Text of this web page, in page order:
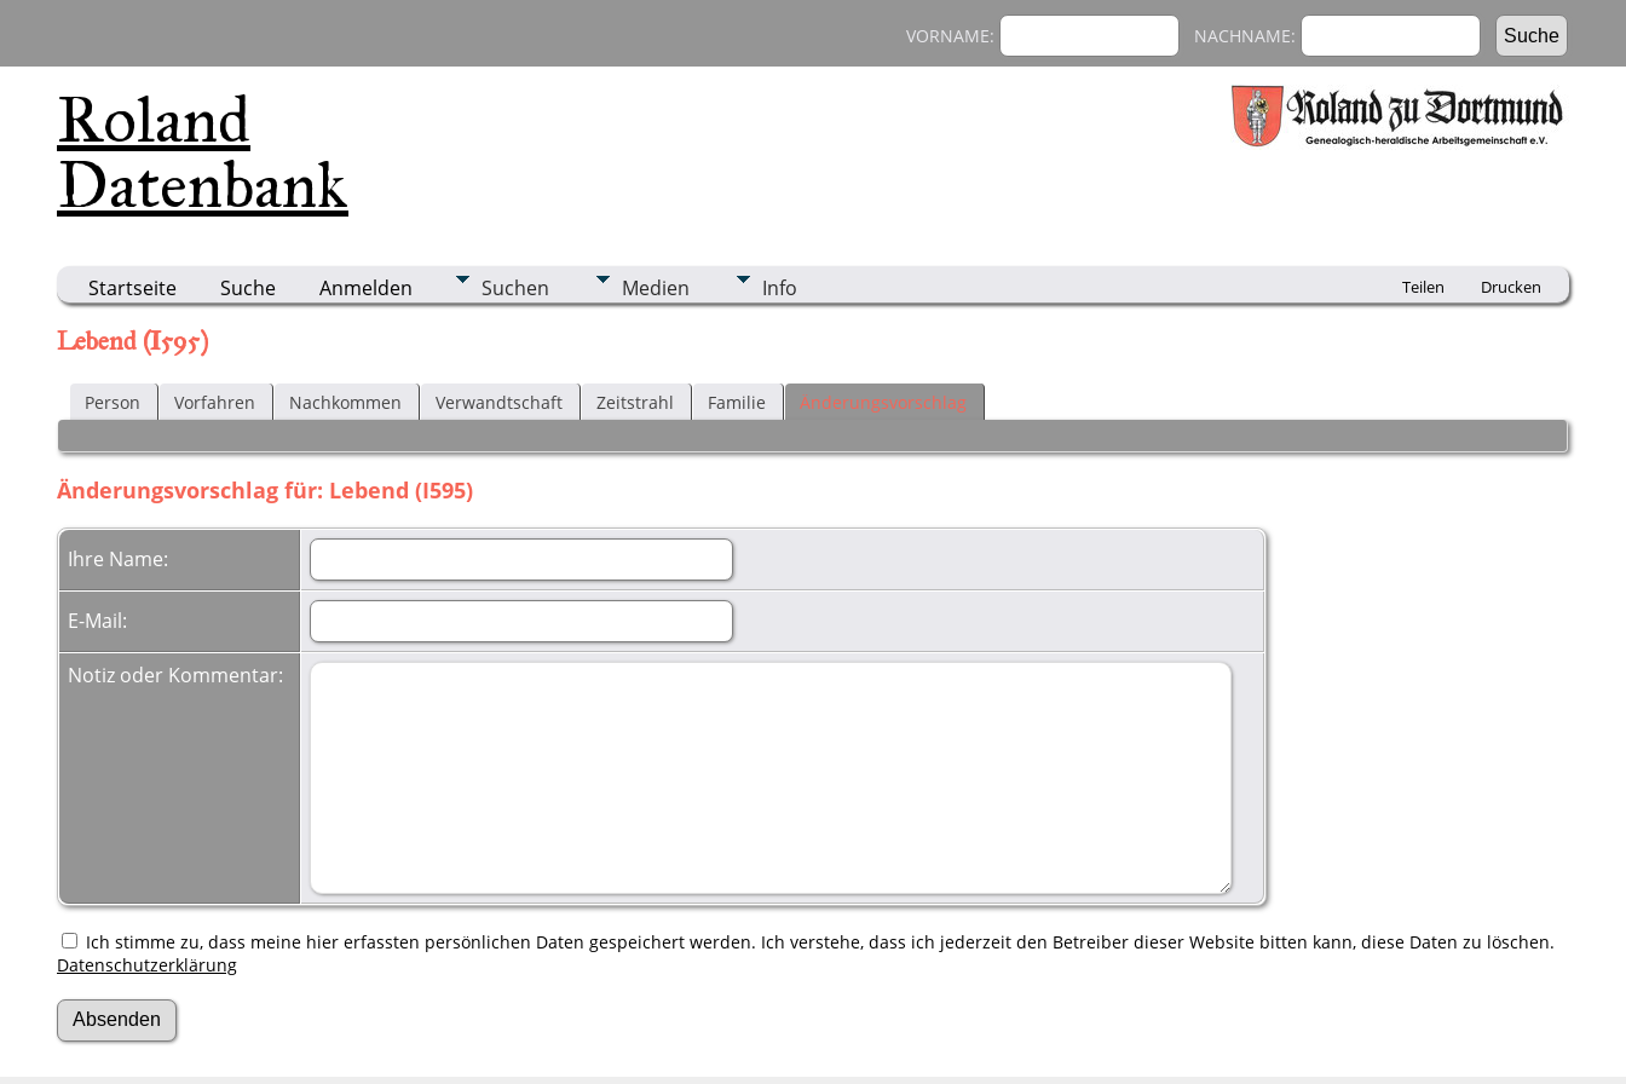
Roland
Datenbank
VORNAME: NACHNAME:
Startseite Suche Anmelden Suchen Medien Info Teilen Drucken
Lebend (I595)
Person Vorfahren Nachkommen Verwandtschaft Zeitstrahl Familie Änderungsvorschlag
Änderungsvorschlag für: Lebend (I595)
Ihre Name:
E-Mail:
Notiz oder Kommentar:
Ich stimme zu, dass meine hier erfassten persönlichen Daten gespeichert werden. Ich verstehe, dass ich jederzeit den Betreiber dieser Website bitten kann, diese Daten zu löschen.
Datenschutzerklärung